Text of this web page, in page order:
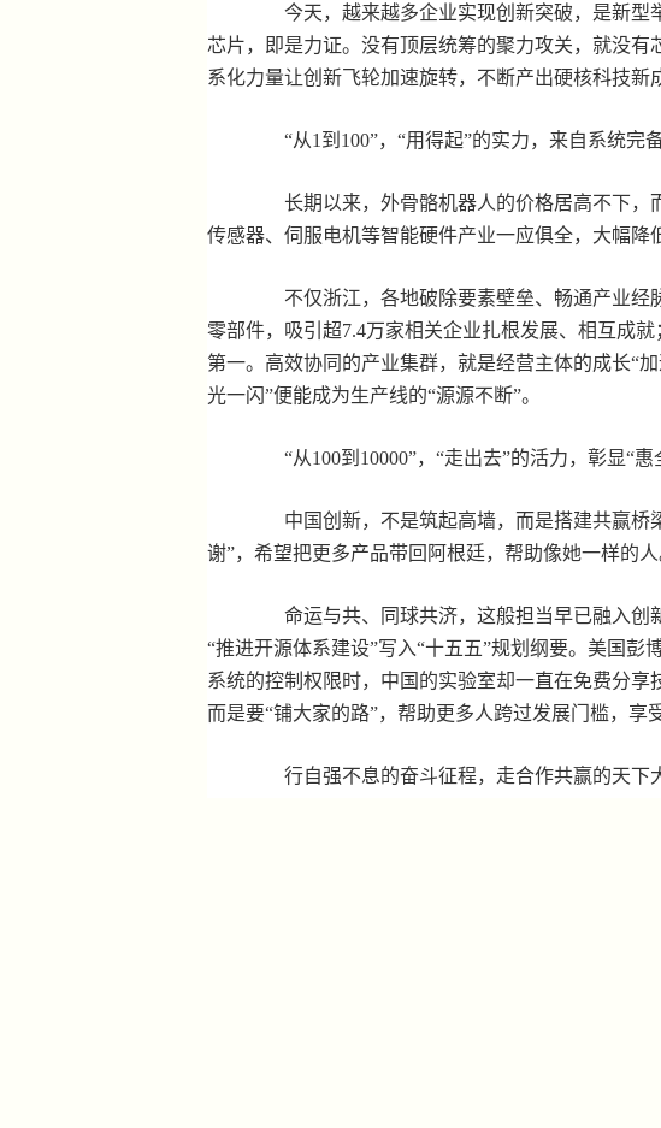
今天，越来越多企业实现创新突破，是新型
芯片，即是力证。没有顶层统筹的聚力攻关，就没
系化力量让创新飞轮加速旋转，不断产出硬核科技新
“从1到100”，“用得起”的实力，来自系统完备
长期以来，外骨骼机器人的价格居高不下，而
传感器、伺服电机等智能硬件产业一应俱全，大幅降
不仅浙江，各地破除要素壁垒、畅通产业经
零部件，吸引超7.4万家相关企业扎根发展、相互成
第一。高效协同的产业集群，就是经营主体的成长“
光一闪”便能成为生产线的“源源不断”。
“从100到10000”，“走出去”的活力，彰显“惠
中国创新，不是筑起高墙，而是搭建共赢桥
谢”，希望把更多产品带回阿根廷，帮助像她一样的人
命运与共、同球共济，这般担当早已融入创
“推进开源体系建设”写入“十五五”规划纲要。美国
系统的控制权限时，中国的实验室却一直在免费分
而是要“铺大家的路”，帮助更多人跨过发展门槛，享
行自强不息的奋斗征程，走合作共赢的天下